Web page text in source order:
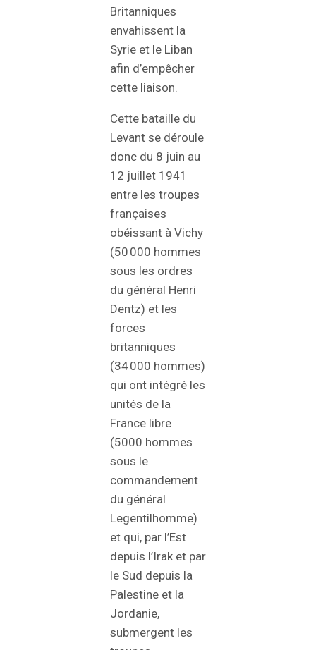
Britanniques
envahissent la
Syrie et le Liban
afin d’empêcher
cette liaison.
Cette bataille du
Levant se déroule
donc du 8 juin au
12 juillet 1941
entre les troupes
françaises
obéissant à Vichy
(50 000 hommes
sous les ordres
du général Henri
Dentz) et les
forces
britanniques
(34 000 hommes)
qui ont intégré les
unités de la
France libre
(5000 hommes
sous le
commandement
du général
Legentilhomme)
et qui, par l’Est
depuis l’Irak et par
le Sud depuis la
Palestine et la
Jordanie,
submergent les